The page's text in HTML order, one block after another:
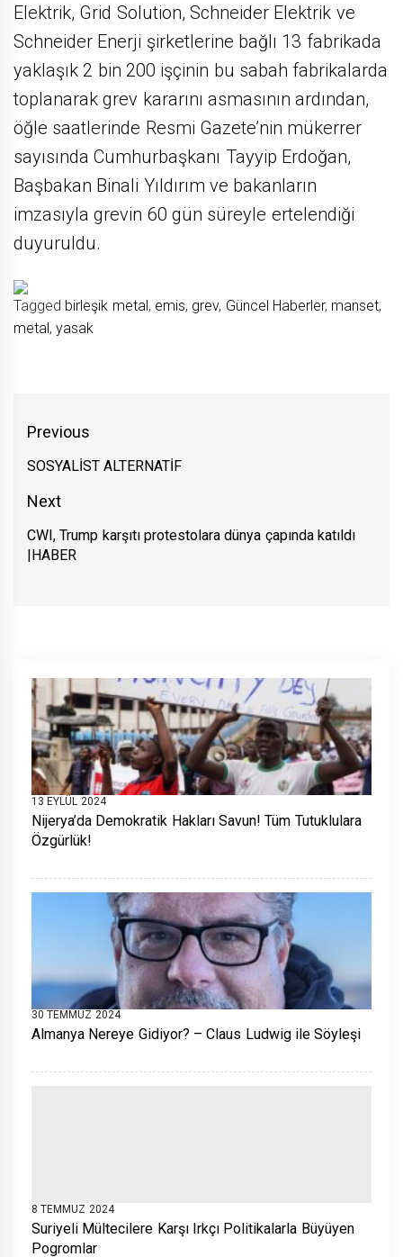
Elektrik, Grid Solution, Schneider Elektrik ve
Schneider Enerji şirketlerine bağlı 13 fabrikada
yaklaşık 2 bin 200 işçinin bu sabah fabrikalarda
toplanarak grev kararını asmasının ardından,
öğle saatlerinde Resmi Gazete’nin mükerrer
sayısında Cumhurbaşkanı Tayyip Erdoğan,
Başbakan Binali Yıldırım ve bakanların
imzasıyla grevin 60 gün süreyle ertelendiği
duyuruldu.
Tagged birleşik metal, emis, grev, Güncel Haberler, manset,
metal,yasak
Yazı
Previous
Previous
SOSYALİST ALTERNATİF
Next
Next
post:
CWI, Trump karşıtı protestolara dünya çapında katıldı
|HABER
13 EYLÜL 2024
Nijerya’da Demokratik Hakları Savun! Tüm Tutuklulara
Özgürlük!
30 TEMMUZ 2024
Almanya Nereye Gidiyor? – Claus Ludwig ile Söyleşi
8 TEMMUZ 2024
Suriyeli Mültecilere Karşı Irkçı Politikalarla Büyüyen
Pogromlar